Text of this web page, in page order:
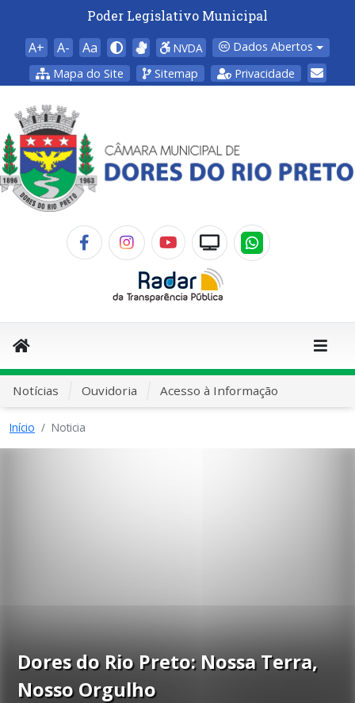
Poder Legislativo Municipal
A+ A- Aa NVDA
Dados Abertos
Mapa do Site
Sitemap Privacidade
Notícias Ouvidoria Acesso à Informação
Início Noticia
Dores do Rio Preto: Nossa Terra,
Nosso Orgulho